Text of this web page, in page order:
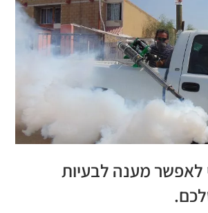
לאפשר מענה לבעיות